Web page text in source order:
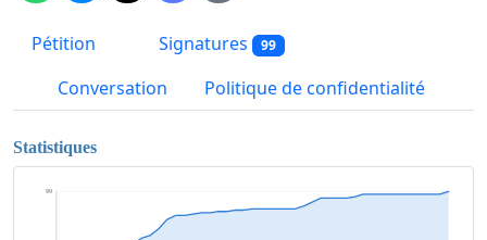
Pétition Signatures 99
Conversation Politique de confidentialité
Statistiques
99